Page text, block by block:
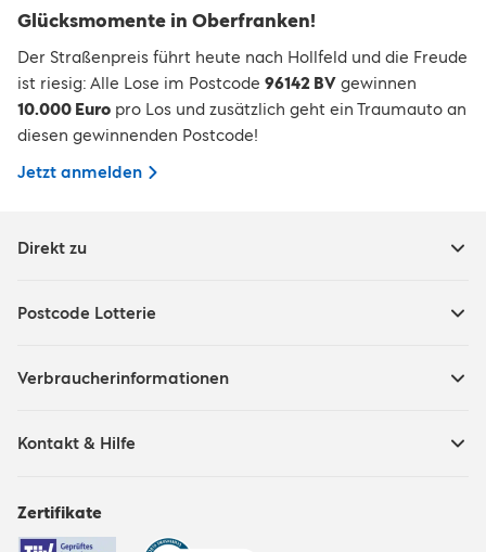
Glücksmomente in Oberfranken!
Der Straßenpreis führt heute nach Hollfeld und die Freude
ist riesig: Alle Lose im Postcode 96142 BV gewinnen
10.000 Euro pro Los und zusätzlich geht ein Traumauto an
diesen gewinnenden Postcode!
Jetzt anmelden
Direkt zu
Postcode Lotterie
Verbraucherinformationen
Kontakt & Hilfe
Zertifikate